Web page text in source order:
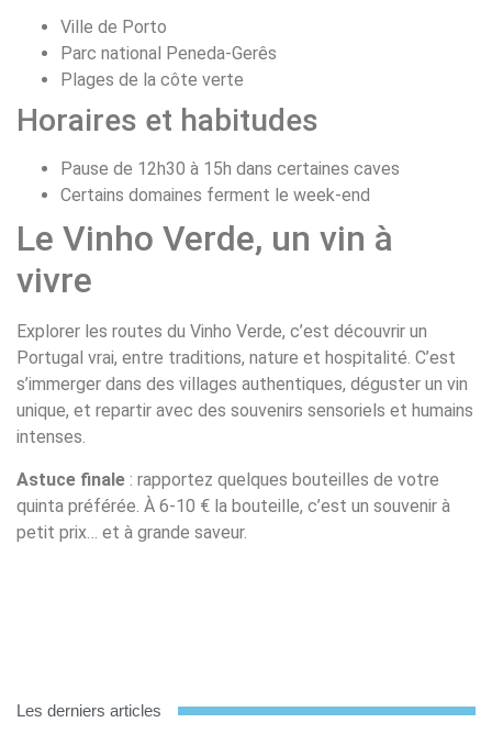
Ville de Porto
Parc national Peneda-Gerês
Plages de la côte verte
Horaires et habitudes
Pause de 12h30 à 15h dans certaines caves
Certains domaines ferment le week-end
Le Vinho Verde, un vin à
vivre
Explorer les routes du Vinho Verde, c’est découvrir un
Portugal vrai, entre traditions, nature et hospitalité. C’est
s’immerger dans des villages authentiques, déguster un vin
unique, et repartir avec des souvenirs sensoriels et humains
intenses.
Astuce finale : rapportez quelques bouteilles de votre
quinta préférée. À 6-10 € la bouteille, c’est un souvenir à
petit prix… et à grande saveur.
Les derniers articles